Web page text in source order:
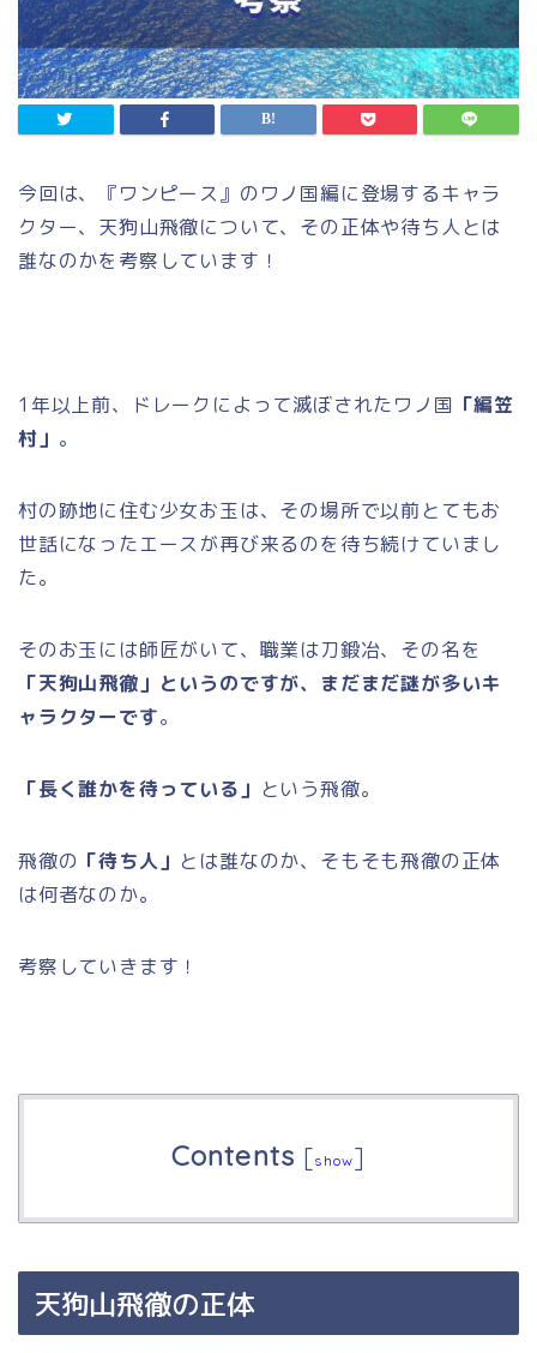
今回は、『ワンピース』のワノ国編に登場するキャラ
クター、天狗山飛徹について、その正体や待ち人とは
誰なのかを考察しています！
1年以上前、ドレークによって滅ぼされたワノ国 「編笠
村」 。
村の跡地に住む少女お玉は、その場所で以前とてもお
世話になったエースが再び来るのを待ち続けていまし
た。
そのお玉には師匠がいて、職業は刀鍛冶、その名を
「天狗山飛徹」というのですが、まだまだ謎が多いキ
ャラクターです。
「長く誰かを待っている」 という飛徹。
飛徹の 「待ち人」 とは誰なのか、そもそも飛徹の正体
は何者なのか。
考察していきます！
Contents [show]
天狗山飛徹の正体